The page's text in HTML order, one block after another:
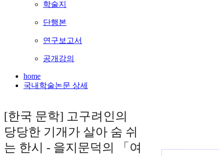
학술지
단행본
연구보고서
공개강의
home
국내학술논문 상세
[한국 문학] 고구려인의
당당한 기개가 살아 숨 쉬
는 한시 - 을지문덕의 「여